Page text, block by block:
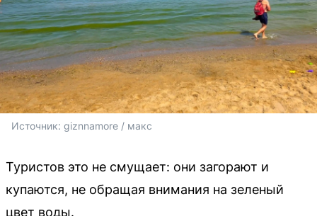
Источник: giznnamore / макс
Туристов это не смущает: они загорают и
купаются, не обращая внимания на зеленый
цвет воды.